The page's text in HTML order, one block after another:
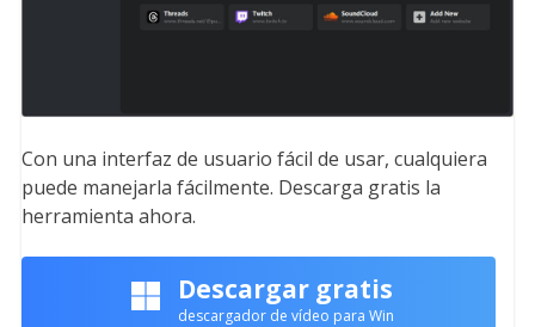
Con una interfaz de usuario fácil de usar, cualquiera
puede manejarla fácilmente. Descarga gratis la
herramienta ahora.
Descargar gratis
descargador de vídeo para Win